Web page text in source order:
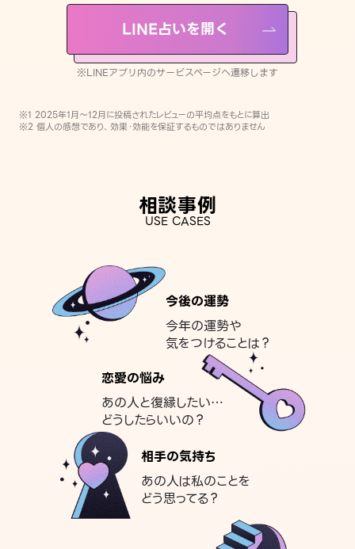
LINE占いを開く
※LINEアプリ内のサービスページへ遷移します
※1 2025年1月〜12月に投稿されたレビューの平均点をもとに算出
※2 個人の感想であり、効果・効能を保証するものではありません
相談事例
USE CASES
今後の運勢
今年の運勢や
気をつけることは？
恋愛の悩み
あの人と復縁したい…
どうしたらいいの？
相手の気持ち
あの人は私のことを
どう思ってる？